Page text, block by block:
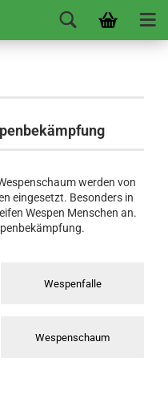
werden von
eingesetzt. Besonders in
Wespen Menschen an.
Wespenfalle
Wespenschaum